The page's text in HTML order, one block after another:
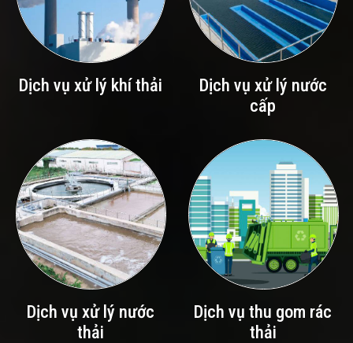
Dịch vụ xử lý khí thải
Dịch vụ xử lý nước
cấp
Dịch vụ xử lý nước
thải
Dịch vụ thu gom rác
thải